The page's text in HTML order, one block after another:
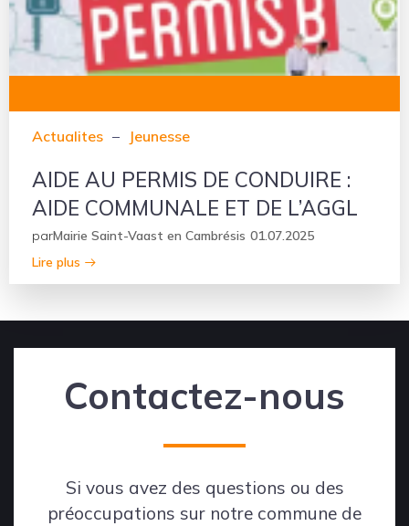
Actualites – Jeunesse
AIDE AU PERMIS DE CONDUIRE :
AIDE COMMUNALE ET DE L’AGGL
parMairie Saint-Vaast en Cambrésis 01.07.2025
Lire plus
Contactez-nous
Si vous avez des questions ou des
préoccupations sur notre commune de